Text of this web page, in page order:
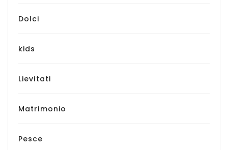
Dolci
kids
Lievitati
Matrimonio
Pesce